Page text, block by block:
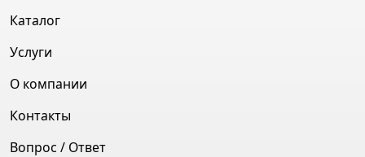
Каталог
Услуги
О компании
Контакты
Вопрос / Ответ